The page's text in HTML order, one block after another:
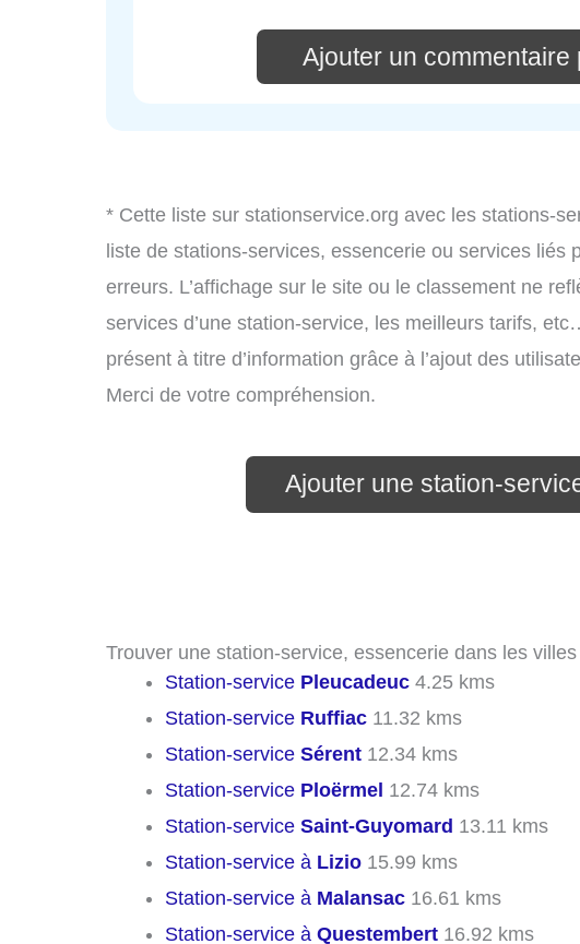
Ajouter un commentaire
* Cette liste sur stationservice.org avec les stations-
liste de stations-services, essencerie ou services liés
erreurs. L’affichage sur le site ou le classement ne
services d’une station-service, les meilleurs tarifs,
présent à titre d’information grâce à l’ajout des
Merci de votre compréhension.
Ajouter une station-
Trouver une station-service, essencerie dans les
Station-service Pleucadeuc 4.25 kms
Station-service Ruffiac 11.32 kms
Station-service Sérent 12.34 kms
Station-service Ploërmel 12.74 kms
Station-service Saint-Guyomard 13.11 kms
Station-service à Lizio 15.99 kms
Station-service à Malansac 16.61 kms
Station-service à Questembert 16.92 kms